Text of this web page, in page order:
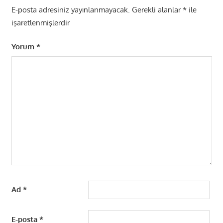
E-posta adresiniz yayınlanmayacak. Gerekli alanlar*ile
işaretlenmişlerdir
Yorum *
Ad *
E-posta *